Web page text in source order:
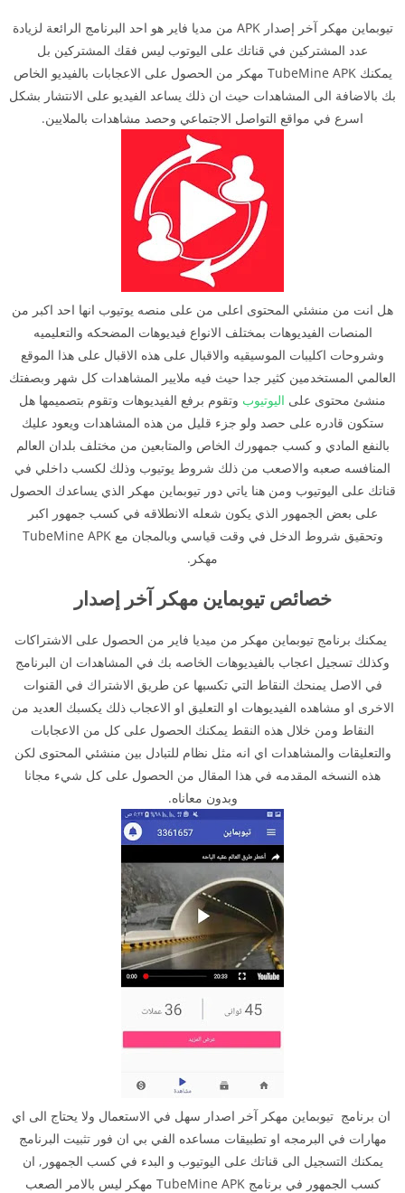
تيوبماين مهكر آخر إصدار APK من مديا فاير هو احد البرنامج الرائعة لزيادة
عدد المشتركين في قناتك على اليوتوب ليس فقك المشتركين بل
يمكنك TubeMine APK مهكر من الحصول على الاعجابات بالفيديو الخاص
بك بالاضافة الى المشاهدات حيث ان ذلك يساعد الفيديو على الانتشار بشكل
اسرع في مواقع التواصل الاجتماعي وحصد مشاهدات بالملايين.
هل انت من منشئي المحتوى اعلى من على منصه يوتيوب انها احد اكبر من
المنصات الفيديوهات بمختلف الانواع فيديوهات المضحكه والتعليميه
وشروحات اكليبات الموسيقيه والاقبال على هذه الاقبال على هذا الموقع
العالمي المستخدمين كثير جدا حيث فيه ملايير المشاهدات كل شهر وبصفتك
منشئ محتوى على اليوتيوب وتقوم برفع الفيديوهات وتقوم بتصميمها هل
ستكون قادره على حصد ولو جزء قليل من هذه المشاهدات ويعود عليك
بالنفع المادي و كسب جمهورك الخاص والمتابعين من مختلف بلدان العالم
المنافسه صعبه والاصعب من ذلك شروط يوتيوب وذلك لكسب داخلي في
قناتك على اليوتيوب ومن هنا ياتي دور تيوبماين مهكر الذي يساعدك الحصول
على بعض الجمهور الذي يكون شعله الانطلاقه في كسب جمهور اكبر
وتحقيق شروط الدخل في وقت قياسي وبالمجان مع TubeMine APK
مهكر.
خصائص تيوبماين مهكر آخر إصدار
يمكنك برنامج تيوبماين مهكر من ميديا فاير من الحصول على الاشتراكات
وكذلك تسجيل اعجاب بالفيديوهات الخاصه بك في المشاهدات ان البرنامج
في الاصل يمنحك النقاط التي تكسبها عن طريق الاشتراك في القنوات
الاخرى او مشاهده الفيديوهات او التعليق او الاعجاب ذلك يكسبك العديد من
النقاط ومن خلال هذه النقط يمكنك الحصول على كل من الاعجابات
والتعليقات والمشاهدات اي انه مثل نظام للتبادل بين منشئي المحتوى لكن
هذه النسخه المقدمه في هذا المقال من الحصول على كل شيء مجانا
وبدون معاناه.
ان برنامج تيوبماين مهكر آخر اصدار سهل في الاستعمال ولا يحتاج الى اي
مهارات في البرمجه او تطبيقات مساعده الفي بي ان فور تثبيت البرنامج
يمكنك التسجيل الى قناتك على اليوتيوب و البدء في كسب الجمهور, ان
كسب الجمهور في برنامج TubeMine APK مهكر ليس بالامر الصعب